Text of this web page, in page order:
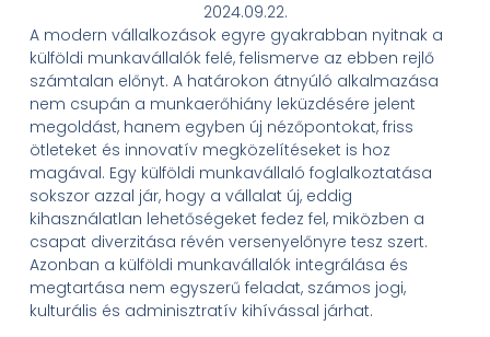
2024.09.22.
A modern vállalkozások egyre gyakrabban nyitnak a
külföldi munkavállalók felé, felismerve az ebben rejlő
számtalan előnyt. A határokon átnyúló alkalmazása
nem csupán a munkaerőhiány leküzdésére jelent
megoldást, hanem egyben új nézőpontokat, friss
ötleteket és innovatív megközelítéseket is hoz
magával. Egy külföldi munkavállaló foglalkoztatása
sokszor azzal jár, hogy a vállalat új, eddig
kihasználatlan lehetőségeket fedez fel, miközben a
csapat diverzitása révén versenyelőnyre tesz szert.
Azonban a külföldi munkavállalók integrálása és
megtartása nem egyszerű feladat, számos jogi,
kulturális és adminisztratív kihívással járhat.